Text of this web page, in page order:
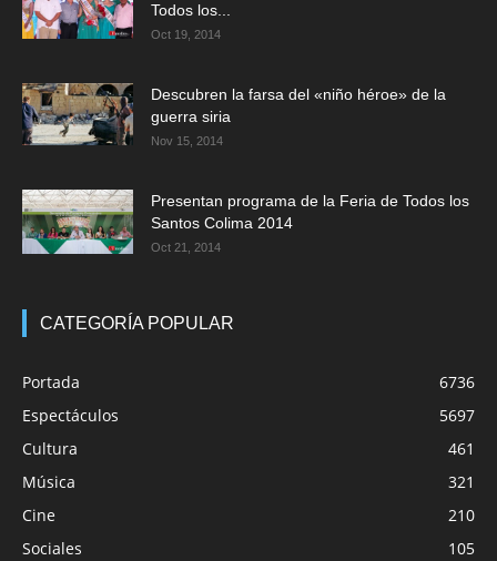
Todos los...
Oct 19, 2014
Descubren la farsa del «niño héroe» de la
guerra siria
Nov 15, 2014
Presentan programa de la Feria de Todos los
Santos Colima 2014
Oct 21, 2014
CATEGORÍA POPULAR
Portada
6736
Espectáculos
5697
Cultura
461
Música
321
Cine
210
Sociales
105